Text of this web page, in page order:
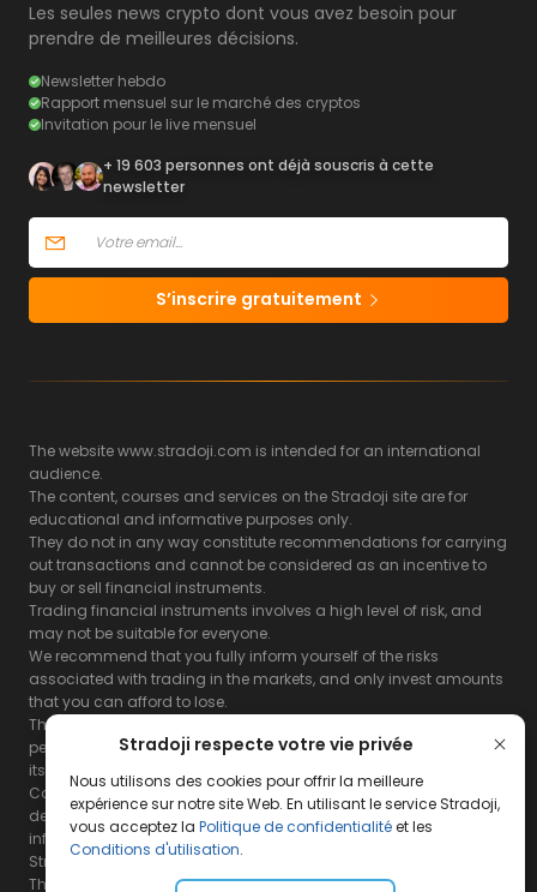
Stradoji respecte votre vie privée
Nous utilisons des cookies pour offrir la meilleure
expérience sur notre site Web. En utilisant le service Stradoji,
vous acceptez la Politique de confidentialitéet les
Conditions d'utilisation.
Les seules news crypto dont vous avez besoin pour
prendre de meilleures décisions.
Newsletter hebdo
Rapport mensuel sur le marché des cryptos
Invitation pour le live mensuel
+ 19 603 personnes ont déjà souscris à cette
newsletter
S’inscrire gratuitement
The website www.stradoji.com is intended for an international
audience.
The content, courses and services on the Stradoji site are for
educational and informative purposes only.
They do not in any way constitute recommendations for carrying
out transactions and cannot be considered as an incentive to
buy or sell financial instruments.
Trading financial instruments involves a high level of risk, and
may not be suitable for everyone.
We recommend that you fully inform yourself of the risks
associated with trading in the markets, and only invest amounts
that you can afford to lose.
The Stradoji site does not guarantee the results or the
performance of products based on the information contained on
its site and its servers.
Consequently, the Stradoji site and its publishing company
decline all responsibility in the use that may be made of this
information and the consequences that may result therefrom.
Stradoji Services are not authorized for US citizens or US residents.
The full legal notices areavailable here.